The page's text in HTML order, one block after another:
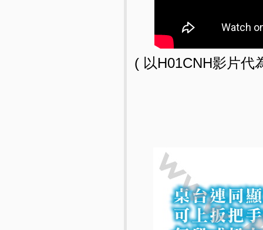
( 以H01CNH影片代